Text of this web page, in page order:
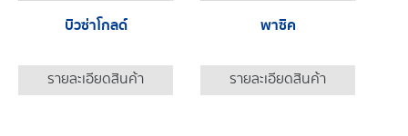
บิวซ่าโกลด์
รายละเอียดสินค้า
พาซิค
รายละเอียดสินค้า